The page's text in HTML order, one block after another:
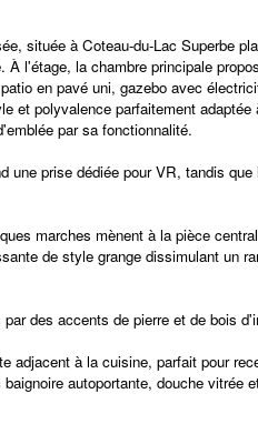
située à Coteau-du-Lac Superbe
l'étage, la chambre principale
en pavé uni, gazebo avec
et polyvalence parfaitement adaptée
par sa fonctionnalité.
prise dédiée pour VR, tandis
marches mènent à la pièce
de style grange dissimulant un
des accents de pierre et de bois
à la cuisine, parfait pour
autoportante, douche